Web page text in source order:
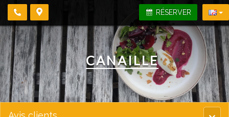
RÉSERVER
CANAILLE